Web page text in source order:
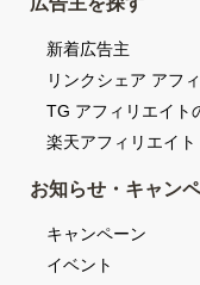
新着広告主
リンクシェア アフ
TG アフィリエイト
楽天アフィリエイ
お知らせ・キャン
キャンペーン
イベント